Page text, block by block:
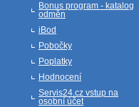
Bonus program - katalog
odměn
iBod
Pobočky
Poplatky
Hodnocení
Servis24.cz vstup na
osobní účet